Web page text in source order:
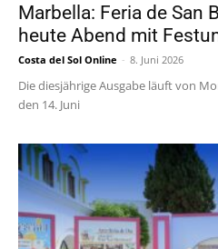
Marbella: Feria de San
heute Abend mit
Costa del Sol Online - 8. Juni 2026
Die diesjährige Ausgabe läuft von
den 14. Juni